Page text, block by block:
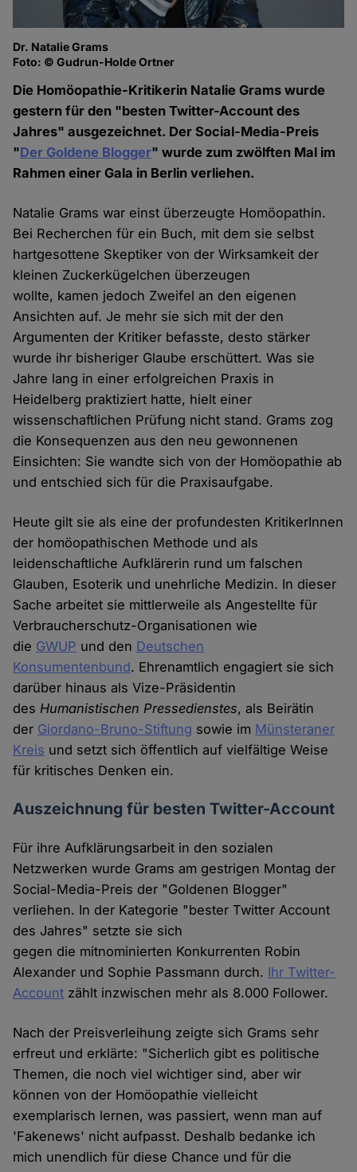
Dr. Natalie Grams
Foto: © Gudrun-Holde Ortner
Die Homöopathie-Kritikerin Natalie Grams wurde
gestern für den "besten Twitter-Account des
Jahres" ausgezeichnet. Der Social-Media-Preis
"Der Goldene Blogger" wurde zum zwölften Mal im
Rahmen einer Gala in Berlin verliehen.
Natalie Grams war einst überzeugte Homöopathin.
Bei Recherchen für ein Buch, mit dem sie selbst
hartgesottene Skeptiker von der Wirksamkeit der
kleinen Zuckerkügelchen überzeugen
wollte, kamen jedoch Zweifel an den eigenen
Ansichten auf. Je mehr sie sich mit der den
Argumenten der Kritiker befasste, desto stärker
wurde ihr bisheriger Glaube erschüttert. Was sie
Jahre lang in einer erfolgreichen Praxis in
Heidelberg praktiziert hatte, hielt einer
wissenschaftlichen Prüfung nicht stand. Grams zog
die Konsequenzen aus den neu gewonnenen
Einsichten: Sie wandte sich von der Homöopathie ab
und entschied sich für die Praxisaufgabe.
Heute gilt sie als eine der profundesten KritikerInnen
der homöopathischen Methode und als
leidenschaftliche Aufklärerin rund um falschen
Glauben, Esoterik und unehrliche Medizin. In dieser
Sache arbeitet sie mittlerweile als Angestellte für
Verbraucherschutz-Organisationen wie
die GWUP und den Deutschen
Konsumentenbund. Ehrenamtlich engagiert sie sich
darüber hinaus als Vize-Präsidentin
desHumanistischen Pressedienstes, als Beirätin
der Giordano-Bruno-Stiftung sowie im Münsteraner
Kreis und setzt sich öffentlich auf vielfältige Weise
für kritisches Denken ein.
Auszeichnung für besten Twitter-Account
Für ihre Aufklärungsarbeit in den sozialen
Netzwerken wurde Grams am gestrigen Montag der
Social-Media-Preis der "Goldenen Blogger"
verliehen. In der Kategorie "bester Twitter Account
des Jahres" setzte sie sich
gegen die mitnominierten Konkurrenten Robin
Alexander und Sophie Passmann durch. Ihr Twitter-
Account zählt inzwischen mehr als 8.000 Follower.
Nach der Preisverleihung zeigte sich Grams sehr
erfreut und erklärte: "Sicherlich gibt es politische
Themen, die noch viel wichtiger sind, aber wir
können von der Homöopathie vielleicht
exemplarisch lernen, was passiert, wenn man auf
'Fakenews' nicht aufpasst. Deshalb bedanke ich
mich unendlich für diese Chance und für die